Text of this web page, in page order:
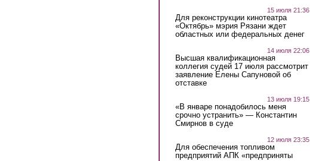
15 июля 21:36
Для реконструкции кинотеатра
«Октябрь» мэрия Рязани ждет
областных или федеральных денег
14 июля 22:06
Высшая квалификационная
коллегия судей 17 июля рассмотрит
заявление Елены Сапуновой об
отставке
13 июля 19:15
«В январе понадобилось меня
срочно устранить» — Константин
Смирнов в суде
12 июля 23:35
Для обеспечения топливом
предприятий АПК «предприняты